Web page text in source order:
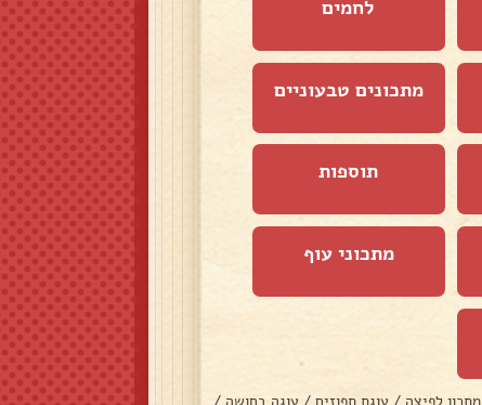
לחמים
מתכונים טבעוניים
תוספות
מתכוני עוף